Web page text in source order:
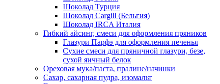
Шоколад Турция
Шоколад Cargill (Бельгия)
Шоколад IRCA Италия
Гибкий айсинг, смеси для оформления пряников
Глазури Парфэ для оформления печенья
Сухие смеси для пряничной глазури, безе,
сухой яичный белок
Ореховая мука/паста, пралине/начинки
Сахар, сахарная пудра, изомальт